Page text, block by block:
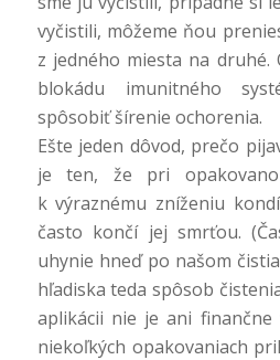
vyčistili, môžeme ňou
z jedného miesta na druhé.
blokádu imunitného
spôsobiť šírenie ochorenia.
Ešte jeden dôvod, prečo
je ten, že pri
k výraznému zníženiu
často končí jej smrťou.
uhynie hneď po našom
hľadiska teda spôsob
aplikácii nie je ani
niekoľkých opakovaniach